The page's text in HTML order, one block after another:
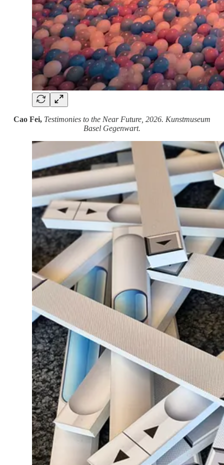
Cao Fei, Testimonies to the Near Future, 2026. Kunstmuseum
Basel Gegenwart.